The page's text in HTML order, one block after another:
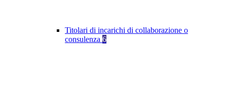
Titolari di incarichi di collaborazione o
consulenza 6